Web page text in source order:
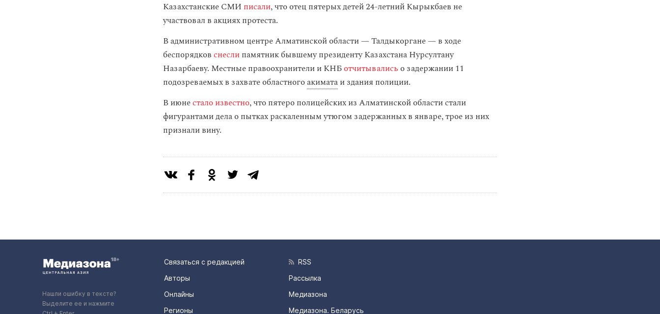
Казахстанские СМИ писали, что отец пятерых детей 24-летний Кырыкбаев не
участвовал в акциях протеста.
В административном центре Алматинской области — Талдыкоргане — в ходе
беспорядковснеслипамятник бывшему президенту Казахстана Нурсултану
Назарбаеву. Местные правоохранители и КНБотчитывались о задержании 11
подозреваемых в захвате областногоакиматаи здания полиции.
В июнестало известно, что пятеро полицейских из Алматинской области стали
фигурантами дела о пытках раскаленным утюгом задержанных в январе, трое из них
признали вину.
Нашли ошибку в тексте?
Выделите ее и нажмите
Связаться с редакцией
Авторы
Онлайны
Регионы
RSS
Рассылка
Медиазона
Медиазона. Беларусь